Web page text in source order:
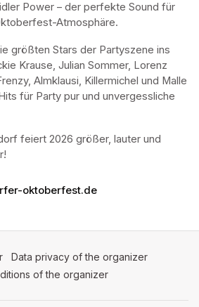
Power – der perfekte Sound für
Atmosphäre.
größten Stars der Partyszene ins
Krause, Julian Sommer, Lorenz
Almklausi, Killermichel und Malle
für Party pur und unvergessliche
feiert 2026 größer, lauter und
oktoberfest.de
(opens in a new tab)
Data privacy of the organizer
of the organizer